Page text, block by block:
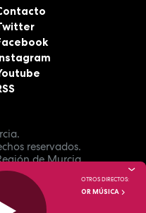
reservados.
de Murcia.
OTROS DIRECTOS:
OR MÚSICA